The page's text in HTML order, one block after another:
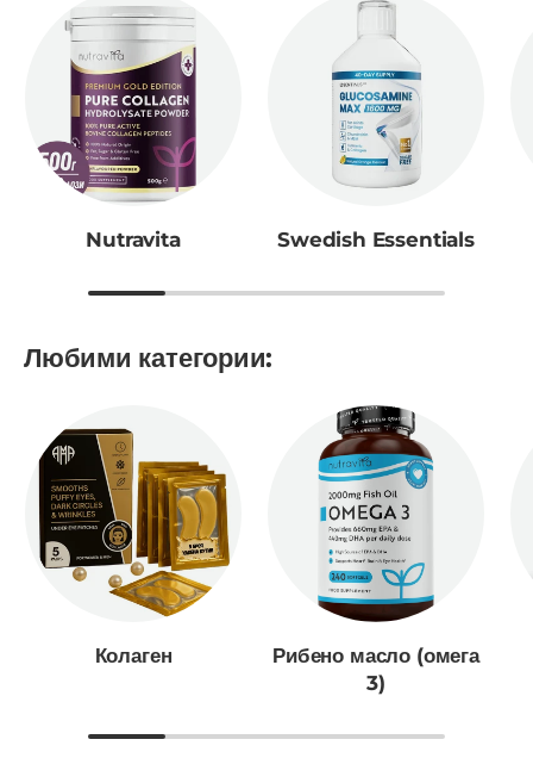
Nutravita Swedish Essentials
Любими категории:
Колаген
Рибено масло (омега
3)